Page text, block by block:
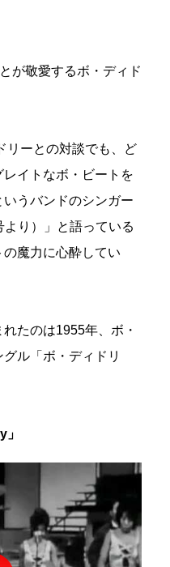
が敬愛するボ・ディド
リーとの対談でも、ど
イトなボ・ビートを
うバンドのシンガー
り）」と語っている
魔力に心酔してい
たのは1955年、ボ・
ル「ボ・ディドリ